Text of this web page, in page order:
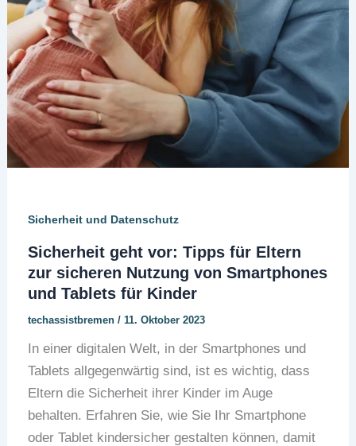
Sicherheit und Datenschutz
Sicherheit geht vor: Tipps für Eltern
zur sicheren Nutzung von Smartphones
und Tablets für Kinder
techassistbremen / 11. Oktober 2023
In einer digitalen Welt, in der Smartphones und
Tablets allgegenwärtig sind, ist es wichtig, dass
Eltern die Sicherheit ihrer Kinder im Auge
behalten. Erfahren Sie, wie Sie Ihr Smartphone
oder Tablet kindersicher gestalten können, damit